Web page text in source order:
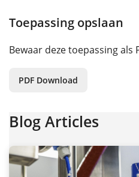
Toepassing opslaan
Bewaar deze toepassing als
PDF Download
Blog Articles